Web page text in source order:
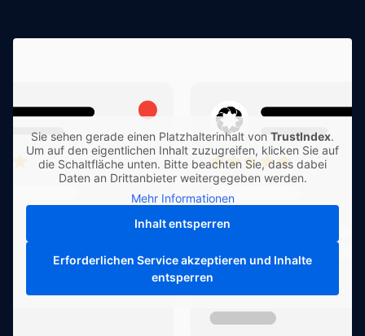
Sie sehen gerade einen Platzhalterinhalt von TrustIndex.
Um auf den eigentlichen Inhalt zuzugreifen, klicken Sie auf
die Schaltfläche unten. Bitte beachten Sie, dass dabei
Daten an Drittanbieter weitergegeben werden.
Mehr Informationen
Inhalt entsperren
Erforderlichen Service akzeptieren und Inhalte
entsperren